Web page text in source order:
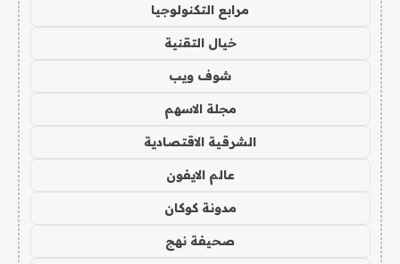
مرابع التكنولوجيا
خيال التقنية
شوف ويب
مجلة الاسهم
الشرقية الاقتصادية
عالم الايفون
مدونة كوكان
صحيفة نهج